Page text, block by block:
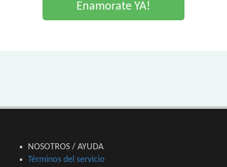
Enamorate YA!
NOSOTROS / AYUDA
Términos del servicio